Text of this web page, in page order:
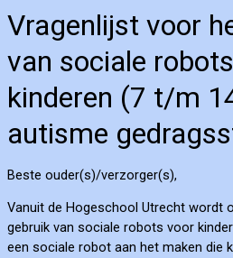
Vragenlijst voor
van sociale
kinderen (7 t/m
autisme
Beste ouder(s)/verzorger(s),
Vanuit de Hogeschool Utrecht wordt
gebruik van sociale robots voor
een sociale robot aan het maken die